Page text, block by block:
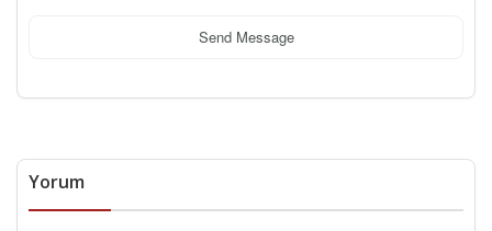
Send Message
Yorum